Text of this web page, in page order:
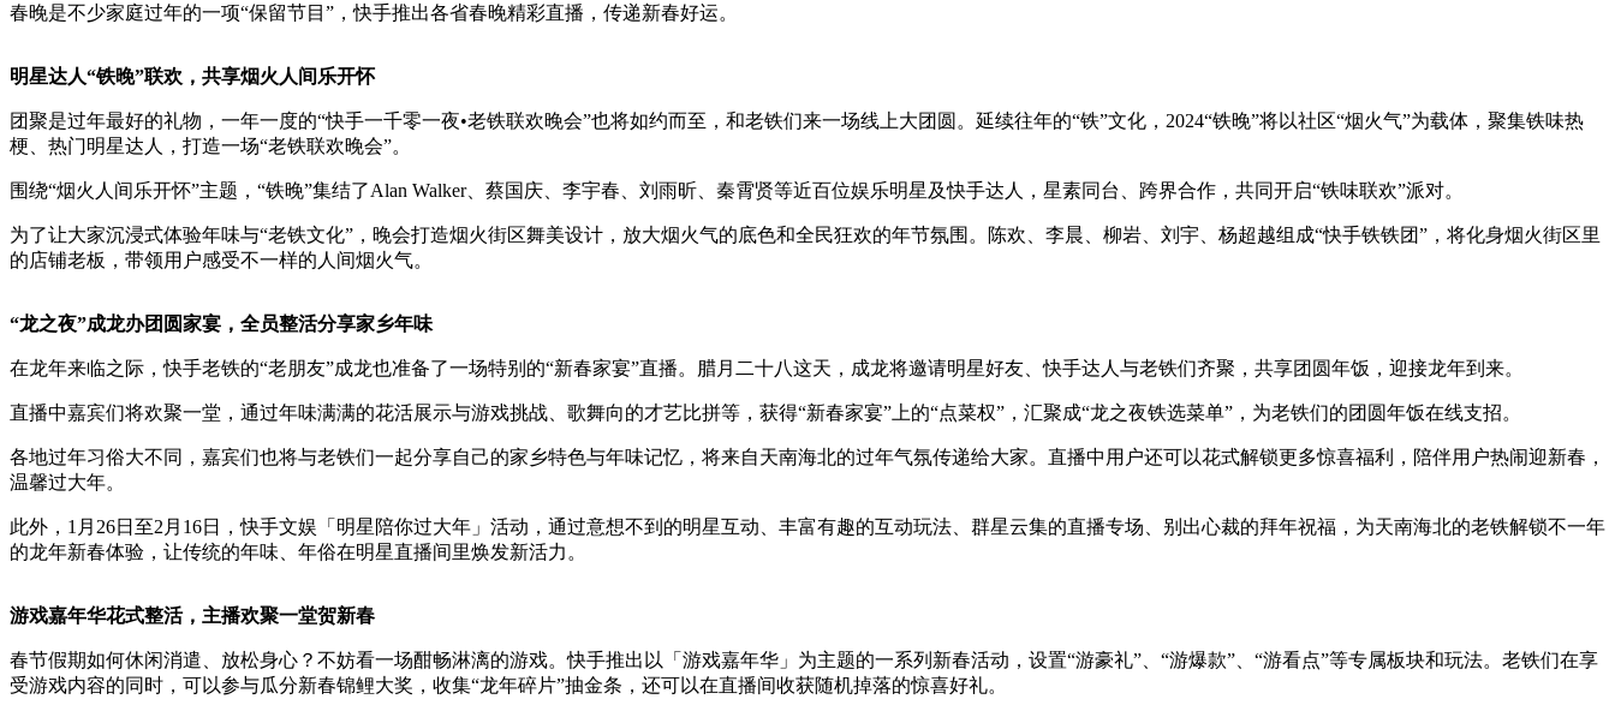
春晚是不少家庭过年的一项“保留节目”，快手推出各省春晚精彩直播，传递新春好运。
明星达人“铁晚”联欢，共享烟火人间乐开怀
团聚是过年最好的礼物，一年一度的“快手一千零一夜•老铁联欢晚会”也将如约而至，和老铁们来一场线上大团圆。延续往年的“铁”文化，2024“铁晚”将以社区“烟火气”为载体，聚集铁味热
梗、热门明星达人，打造一场“老铁联欢晚会”。
围绕“烟火人间乐开怀”主题，“铁晚”集结了Alan Walker、蔡国庆、李宇春、刘雨昕、秦霄贤等近百位娱乐明星及快手达人，星素同台、跨界合作，共同开启“铁味联欢”派对。
为了让大家沉浸式体验年味与“老铁文化”，晚会打造烟火街区舞美设计，放大烟火气的底色和全民狂欢的年节氛围。陈欢、李晨、柳岩、刘宇、杨超越组成“快手铁铁团”，将化身烟火街区里
的店铺老板，带领用户感受不一样的人间烟火气。
“龙之夜”成龙办团圆家宴，全员整活分享家乡年味
在龙年来临之际，快手老铁的“老朋友”成龙也准备了一场特别的“新春家宴”直播。腊月二十八这天，成龙将邀请明星好友、快手达人与老铁们齐聚，共享团圆年饭，迎接龙年到来。
直播中嘉宾们将欢聚一堂，通过年味满满的花活展示与游戏挑战、歌舞向的才艺比拼等，获得“新春家宴”上的“点菜权”，汇聚成“龙之夜铁选菜单”，为老铁们的团圆年饭在线支招。
各地过年习俗大不同，嘉宾们也将与老铁们一起分享自己的家乡特色与年味记忆，将来自天南海北的过年气氛传递给大家。直播中用户还可以花式解锁更多惊喜福利，陪伴用户热闹迎新春，
温馨过大年。
此外，1月26日至2月16日，快手文娱「明星陪你过大年」活动，通过意想不到的明星互动、丰富有趣的互动玩法、群星云集的直播专场、别出心裁的拜年祝福，为天南海北的老铁解锁不一年
的龙年新春体验，让传统的年味、年俗在明星直播间里焕发新活力。
游戏嘉年华花式整活，主播欢聚一堂贺新春
春节假期如何休闲消遣、放松身心？不妨看一场酣畅淋漓的游戏。快手推出以「游戏嘉年华」为主题的一系列新春活动，设置“游豪礼”、“游爆款”、“游看点”等专属板块和玩法。老铁们在享
受游戏内容的同时，可以参与瓜分新春锦鲤大奖，收集“龙年碎片”抽金条，还可以在直播间收获随机掉落的惊喜好礼。